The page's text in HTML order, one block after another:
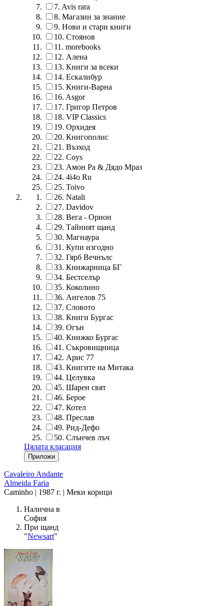
7. Avis rara
8. Магазин за знание
9. Нови и стари книги
10. Стоянов
11. morebooks
12. Алена
13. Книги за всеки
14. Ескалибур
15. Книги-Варна
16. Asgor
17. Григор Петров
18. VIP Classics
19. Орхидея
20. Книгополис
21. Възход
22. Coys
23. Амон Ра & Дядо Мраз
24. 4i4o Ru
25. Toivo
26. Natali
27. Davidov
28. Вега - Орион
29. Тайният щанд
30. Магнаура
31. Купи изгодно
32. Гярб Вечнълс
33. Книжарница БГ
34. Бестселър
35. Коколино
36. Ангелов 75
37. Словото
38. Книги Бургас
39. Огън
40. Книжко Бургас
41. Съкровищница
42. Арис 77
43. Книгите на Митака
44. Целувка
45. Шарен свят
46. Берое
47. Котел
48. Преслав
49. Рид-Дефо
50. Слънчев лъч
Цялата класация
Cavaleiro Andante
Almeida Faria
Caminho | 1987 г. | Меки корици
Налична в
София
При щанд
"Newsart"